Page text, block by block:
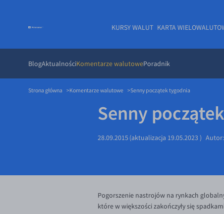
KURSY WALUT KARTA
BlogAktualnościKomentarze walutowePoradnik
Strona główna Komentarze walutowe Senny początek tygodnia
Senny
28.09.2015(aktualizacja 19.05.2023 ) Autor:
Pogorszenie nastrojów na rynkach
które w większości zakończyły się